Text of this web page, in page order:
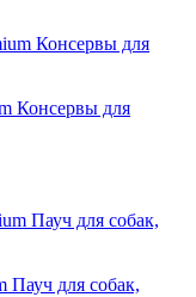
Консервы для
Пауч для собак,